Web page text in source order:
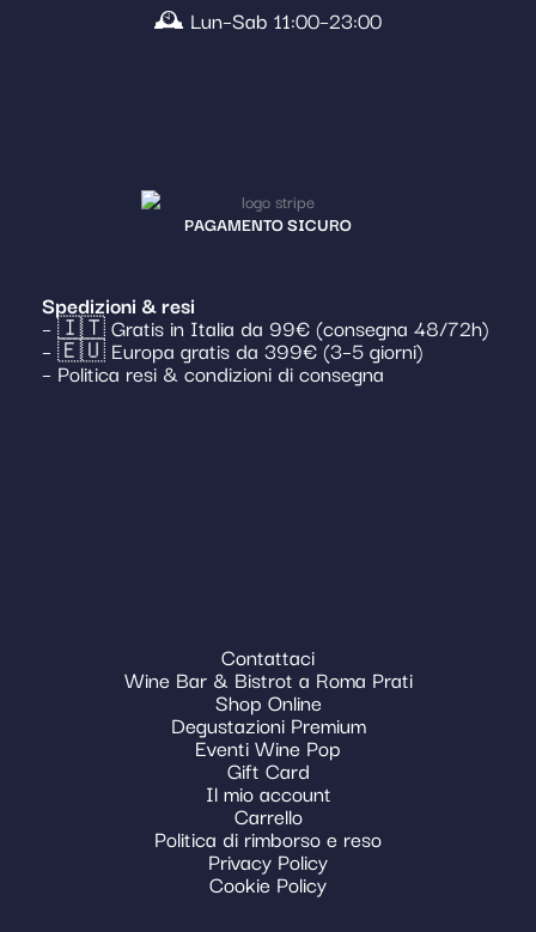
🕰️ Lun–Sab 11:00–23:00
PAGAMENTO SICURO
Spedizioni & resi
– 🇮🇹 Gratis in Italia da 99€ (consegna 48/72h)
– 🇪🇺 Europa gratis da 399€ (3–5 giorni)
– Politica resi & condizioni di consegna
Contattaci
Wine Bar & Bistrot a Roma Prati
Shop Online
Degustazioni Premium
Eventi Wine Pop
Gift Card
Il mio account
Carrello
Politica di rimborso e reso
Privacy Policy
Cookie Policy